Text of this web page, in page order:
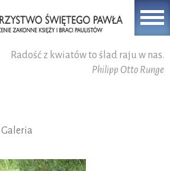
Radość z kwiatów to ślad raju w nas.
Philipp Otto Runge
Galeria